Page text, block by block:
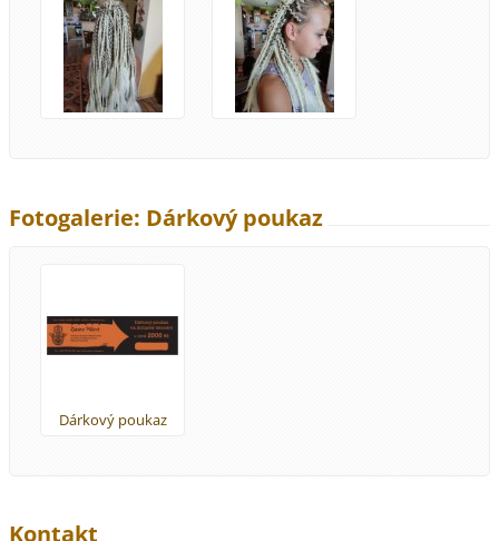
Fotogalerie: Dárkový poukaz
Dárkový poukaz
Kontakt